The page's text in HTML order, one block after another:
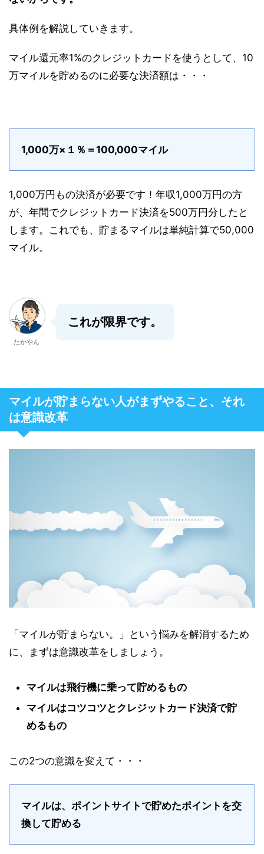
具体例を解説していきます。
マイル還元率1%のクレジットカードを使うとして、10
万マイルを貯めるのに必要な決済額は・・・
1,000万×１％＝100,000マイル
1,000万円もの決済が必要です！年収1,000万円の方
が、年間でクレジットカード決済を500万円分したと
します。これでも、貯まるマイルは単純計算で50,000
マイル。
たかやん
これが限界です。
マイルが貯まらない人がまずやること、それ
は意識改革
「マイルが貯まらない。」という悩みを解消するため
に、まずは意識改革をしましょう。
マイルは飛行機に乗って貯めるもの
マイルはコツコツとクレジットカード決済で貯
めるもの
この2つの意識を変えて・・・
マイルは、ポイントサイトで貯めたポイントを交
換して貯める